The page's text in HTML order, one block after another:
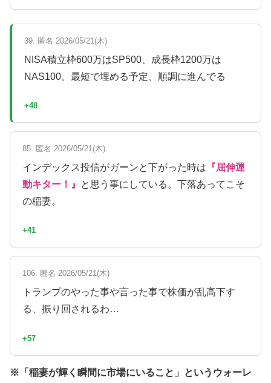
39. 匿名 2026/05/21(木)
NISA積立枠600万はSP500、成長枠1200万は
NAS100。最短で埋める予定、順調に進んでる
+48
85. 匿名 2026/05/21(木)
インデックス投信がガーンと下がった時は 『屈伸運
動キター！』
と思う事にしている。下落あってこそ
の稲妻。
+41
106. 匿名 2026/05/21(木)
トランプのやった事や言った事で株価が乱高下す
る、振り回されるわ…
+57
※「稲妻が輝く瞬間に市場にいること」というウォーレ